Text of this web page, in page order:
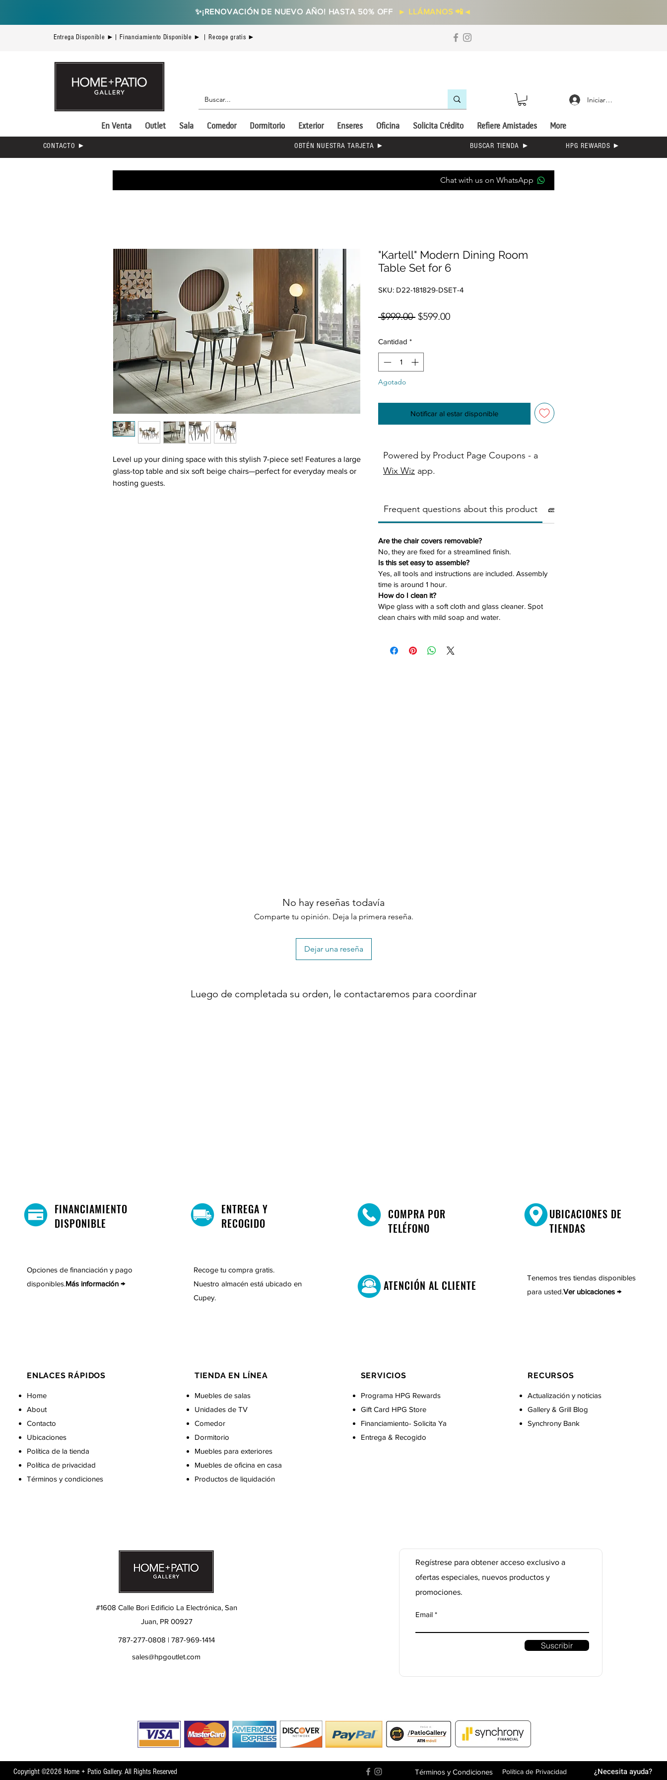
✨¡RENOVACIÓN DE NUEVO AÑO! HASTA 50% OFF ► LLÁMANOS 📲 ◄
Entrega Disponible ►| Financiamiento Disponible ► | Recoge gratis ►
Iniciar sesión
En Venta Outlet Sala Comedor Dormitorio Exterior Enseres Oficina Solicita Crédito Refiere Amistades More
CONTACTO ► OBTÉN NUESTRA TARJETA ► BUSCAR TIENDA ► HPG REWARDS ►
Chat with us on WhatsApp
Level up your dining space with this stylish 7-piece set! Features a large
glass-top table and six soft beige chairs—perfect for everyday meals or
hosting guests.
"Kartell" Modern Dining Room
Table Set for 6
SKU: D22-181829-DSET-4
$999.00 Precio
$599.00Precio de oferta
Cantidad *
Agotado
Notificar al estar disponible
Powered by Product Page Coupons - a
Wix Wiz app.
Frequent questions about this product 🧱Materials
Are the chair covers removable?
No, they are fixed for a streamlined finish.
Is this set easy to assemble?
Yes, all tools and instructions are included. Assembly
time is around 1 hour.
How do I clean it?
Wipe glass with a soft cloth and glass cleaner. Spot
clean chairs with mild soap and water.
No hay reseñas todavía
Comparte tu opinión. Deja la primera reseña.
Dejar una reseña
Luego de completada su orden, le contactaremos para coordinar
FINANCIAMIENTO
DISPONIBLE
Opciones de financiación y pago
disponibles.Más información →
ENTREGA Y
RECOGIDO
Recoge tu compra gratis.
Nuestro almacén está ubicado en
Cupey.
COMPRA POR
TELÉFONO
ATENCIÓN AL CLIENTE
UBICACIONES DE
TIENDAS
Tenemos tres tiendas disponibles
para usted.Ver ubicaciones →
ENLACES RÁPIDOS
Home
About
Contacto
Ubicaciones
Política de la tienda
Política de privacidad
Términos y condiciones
TIENDA EN LÍNEA
Muebles de salas
Unidades de TV
Comedor
Dormitorio
Muebles para exteriores
Muebles de oficina en casa
Productos de liquidación
SERVICIOS
Programa HPG Rewards
Gift Card HPG Store
Financiamiento- Solicita Ya
Entrega & Recogido
RECURSOS
Actualización y noticias
Gallery & Grill Blog
Synchrony Bank
#1608 Calle Bori Edificio La Electrónica, San
Juan, PR 00927
787-277-0808 | 787-969-1414
sales@hpgoutlet.com
Regístrese para obtener acceso exclusivo a
ofertas especiales, nuevos productos y
promociones.
Email
Suscribir
Copyright ©2026 Home + Patio Gallery. All Rights Reserved Términos y Condiciones Política de Privacidad ¿Necesita ayuda?